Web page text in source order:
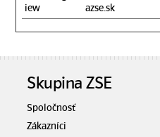
iew
azse.sk
Skupina ZSE
Spoločnosť
Zákazníci